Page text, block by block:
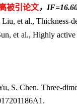
被引论文，
et al., Thickness-
et al., Highly
S. Chen. Three-